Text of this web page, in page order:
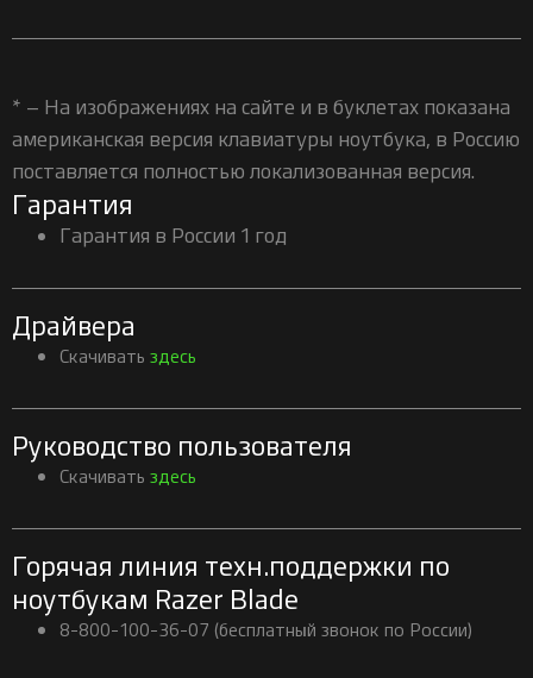
* – На изображениях на сайте и в буклетах показана
американская версия клавиатуры ноутбука, в Россию
поставляется полностью локализованная версия.
Гарантия
Гарантия в России 1 год
Драйвера
Скачивать здесь
Руководство пользователя
Скачивать здесь
Горячая линия техн.поддержки по
ноутбукам Razer Blade
8-800-100-36-07 (бесплатный звонок по России)